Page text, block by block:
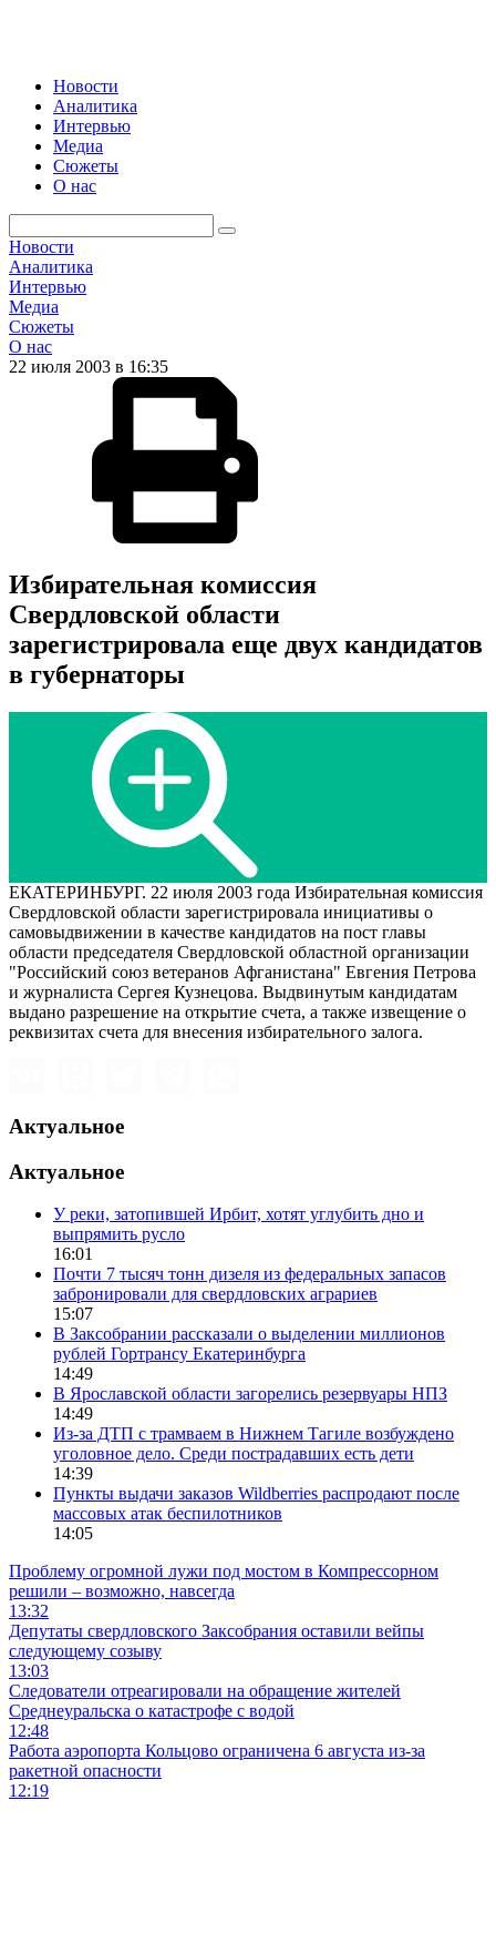
Новости
Аналитика
Интервью
Медиа
Сюжеты
О нас
Новости
Аналитика
Интервью
Медиа
Сюжеты
О нас
22 июля 2003 в 16:35
Избирательная комиссия
Свердловской области
зарегистрировала еще двух кандидатов
в губернаторы
ЕКАТЕРИНБУРГ. 22 июля 2003 года Избирательная комиссия
Свердловской области зарегистрировала инициативы о
самовыдвижении в качестве кандидатов на пост главы
области председателя Свердловской областной организации
"Российский союз ветеранов Афганистана" Евгения Петрова
и журналиста Сергея Кузнецова. Выдвинутым кандидатам
выдано разрешение на открытие счета, а также извещение о
реквизитах счета для внесения избирательного залога.
Актуальное
Актуальное
У реки, затопившей Ирбит, хотят углубить дно и
выпрямить русло
16:01
Почти 7 тысяч тонн дизеля из федеральных запасов
забронировали для свердловских аграриев
15:07
В Заксобрании рассказали о выделении миллионов
рублей Гортрансу Екатеринбурга
14:49
В Ярославской области загорелись резервуары НПЗ
14:49
Из-за ДТП с трамваем в Нижнем Тагиле возбуждено
уголовное дело. Среди пострадавших есть дети
14:39
Пункты выдачи заказов Wildberries распродают после
массовых атак беспилотников
14:05
Проблему огромной лужи под мостом в Компрессорном
решили – возможно, навсегда
13:32
Депутаты свердловского Заксобрания оставили вейпы
следующему созыву
13:03
Следователи отреагировали на обращение жителей
Среднеуральска о катастрофе с водой
12:48
Работа аэропорта Кольцово ограничена 6 августа из-за
ракетной опасности
12:19